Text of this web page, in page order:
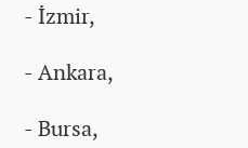
- İzmir,
- Ankara,
- Bursa,